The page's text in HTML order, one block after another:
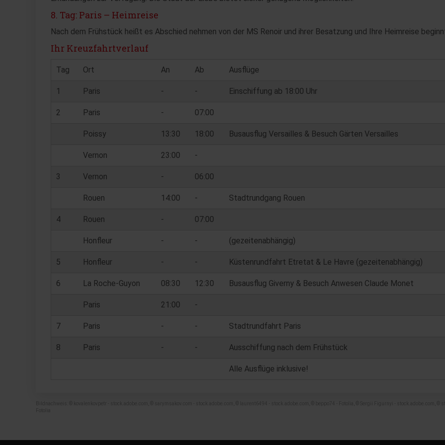
8. Tag: Paris – Heimreise
Nach dem Frühstück heißt es Abschied nehmen von der MS Renoir und ihrer Besatzung und Ihre Heimreise
Ihr Kreuzfahrtverlauf
Tag Ort An Ab Ausflüge
1 Paris - - Einschiffung ab 18:00 Uhr
2 Paris - 07:00
Poissy 13:30 18:00 Busausflug Versailles & Besuch Gärten Versailles
Vernon 23:00 -
3 Vernon - 06:00
Rouen 14:00 - Stadtrundgang Rouen
4 Rouen - 07:00
Honfleur - - (gezeitenabhängig)
5 Honfleur - - Küstenrundfahrt Etretat & Le Havre (gezeitenabhängig)
6 La Roche-Guyon 08:30 12:30 Busausflug Giverny & Besuch Anwesen Claude Monet
Paris 21:00 -
7 Paris - - Stadtrundfahrt Paris
8 Paris - - Ausschiffung nach dem Frühstück
Alle Ausflüge inklusive!